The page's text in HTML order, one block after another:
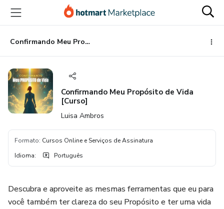
para
conteúdo
principal
para
pagamento
para
rodapé
Confirmando Meu Propósito de Vida [Curso]
Confirmando Meu Propósito de Vida
[Curso]
Luisa Ambros
Formato: Cursos Online e Serviços de Assinatura
Idioma: Português
Descubra e aproveite as mesmas ferramentas que eu para
você também ter clareza do seu Propósito e ter uma vida